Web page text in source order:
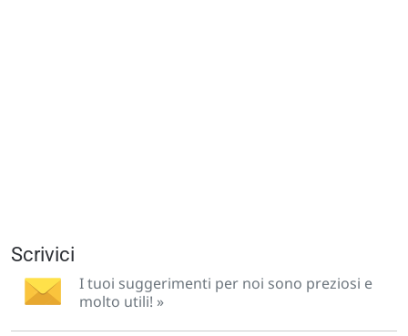
Scrivici
I tuoi suggerimenti per noi sono preziosi e
molto utili! »